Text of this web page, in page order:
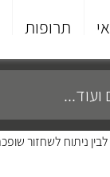
תרופות
ניתוח לשחזור